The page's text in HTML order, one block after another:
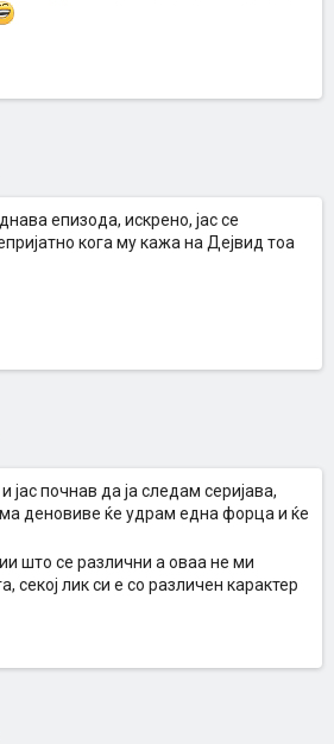
епизода, искрено, јас се
кога му кажа на Дејвид тоа
јас почнав да ја следам серијава,
деновиве ќе удрам една форца и ќе
што се различни а оваа не ми
секој лик си е со различен карактер